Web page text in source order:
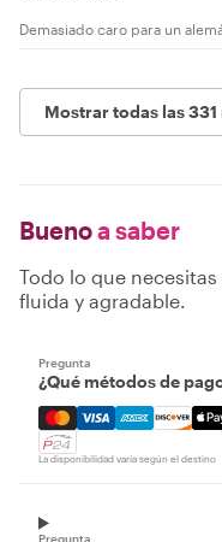
Demasiado caro para un
Mostrar todas las 331
Buenoa saber
Todo lo que
fluida y agradable.
Pregunta
¿Qué métodos de
Mastercard, Visa,
La disponibilidad varía según el destino
Pregunta